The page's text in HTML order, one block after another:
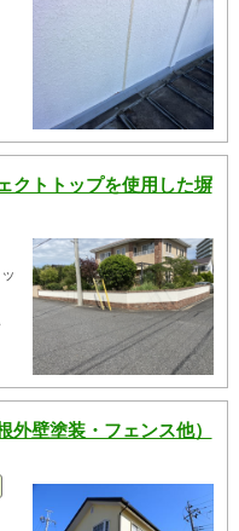
クトトップを使用した塀
壁塗装・フェンス他）